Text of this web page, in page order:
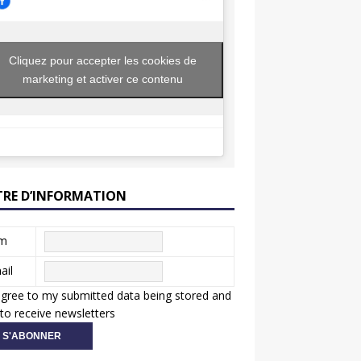
Cliquez pour accepter les cookies de
marketing et activer ce contenu
D’INFORMATION
to my submitted data being stored and
receive newsletters